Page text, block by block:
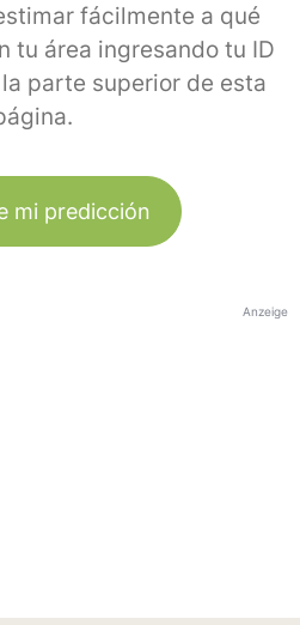
fácilmente a qué
tu área ingresando tu ID
parte superior de esta
mi predicción
Anzeige